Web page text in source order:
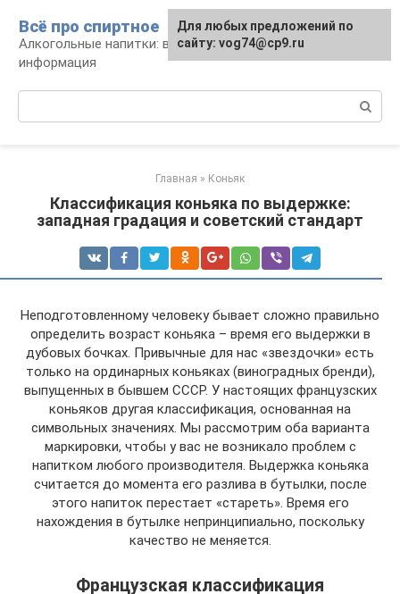
контенту
Всё про спиртное
Алкогольные напитки: виды, рецепты,
информация
Главная » Коньяк
Классификация коньяка по выдержке:
западная градация и советский стандарт
Неподготовленному человеку бывает сложно правильно
определить возраст коньяка – время его выдержки в
дубовых бочках. Привычные для нас «звездочки» есть
только на ординарных коньяках (виноградных бренди),
выпущенных в бывшем СССР. У настоящих французских
коньяков другая классификация, основанная на
символьных значениях. Мы рассмотрим оба варианта
маркировки, чтобы у вас не возникало проблем с
напитком любого производителя. Выдержка коньяка
считается до момента его разлива в бутылки, после
этого напиток перестает «стареть». Время его
нахождения в бутылке непринципиально, поскольку
качество не меняется.
Французская классификация
Для любых предложений по
сайту: vog74@cp9.ru